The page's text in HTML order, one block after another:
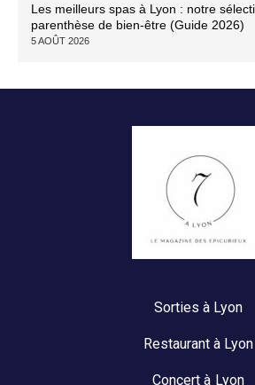
Les meilleurs spas à Lyon : notre
parenthèse de bien-être (Guide 2026)
5 AOÛT 2026
Sorties à Lyon
Restaurant à Lyon
Concert à Lyon